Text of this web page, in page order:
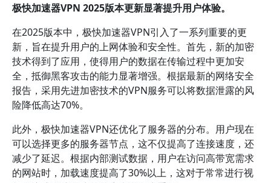
极快加速器VPN 2025版本更新显著提升用户体验。
在2025版本中，极快加速器VPN引入了一系列重要的更
新，旨在提升用户的上网体验和安全性。首先，新的加密
技术得到了应用，使得用户的数据在传输过程中更加安
全，抵御黑客攻击的能力显著增强。根据最新的网络安全
报告，采用先进加密技术的VPN服务可以将数据泄露的风
险降低高达70%。
此外，极快加速器VPN还优化了服务器的分布。用户现在
可以选择更多的服务器节点，这不仅提高了连接速度，还
减少了延迟。根据内部测试数据，用户在访问高带宽需求
的网站时，加载速度提高了30%以上，这对于常常进行视